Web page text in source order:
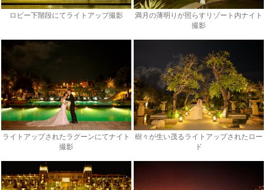
ロビー下階段にてライトアップ撮影
満月の薄明りが照らすリゾート内ナイト
撮影
ライトアップされたラグーンにてナイト
撮影
樹々が生い茂るライトアップされたロー
ド